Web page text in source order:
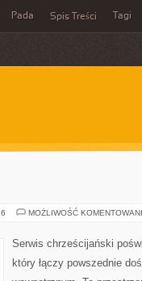
Pada Spis Treści Tagi
MOŻLIWOŚĆ
Serwis chrześcijański
który łączy powszednie